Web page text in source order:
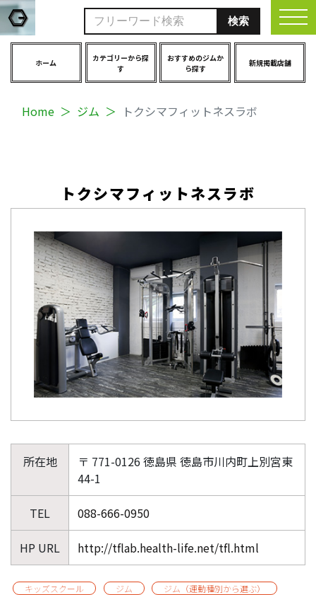
ホーム
カテゴリーから探
す
おすすめのジムか
ら探す
新規掲載店舗
Home ジム トクシマフィットネスラボ
トクシマフィットネスラボ
所在地
〒 771-0126 徳島県 徳島市川内町上別宮東
44-1
TEL 088-666-0950
HP URL http://tflab.health-life.net/tfl.html
キッズスクール ジム
ジム（運動種別から選ぶ）